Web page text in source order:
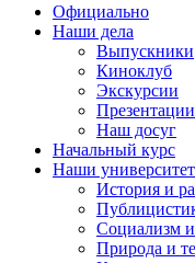
Официально
Наши дела
Выпускники
Киноклуб
Экскурсии
Презентации
Наш досуг
Начальный курс
Наши
История и
Социализм
Природа и